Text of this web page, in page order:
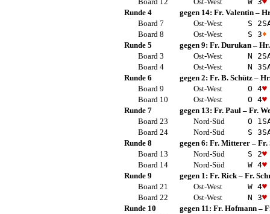
Runde 4
gegen 14: Fr. Valentin –
Board 7
Ost-West S 2
Board 8
Ost-West S 3♦
Runde 5
gegen 9: Fr. Durukan –
Board 3
Ost-West N 2
Board 4
Ost-West N 3
Runde 6
gegen 2: Fr. B. Schütz –
Board 9
Ost-West O 4♥
Board 10
Ost-West O 4♥
Runde 7
gegen 13: Fr. Paul – Fr.
Board 23
Nord-Süd O 1
Board 24
Nord-Süd S 3
Runde 8
gegen 6: Fr. Mitterer – Fr.
Board 13
Nord-Süd S 2♥
Board 14
Nord-Süd W 4♥
Runde 9
gegen 1: Fr. Rick– Fr.
Board 21
Ost-West W 4♥
Board 22
Ost-West N 3♥
Runde 10
gegen 11: Fr. Hofmann –